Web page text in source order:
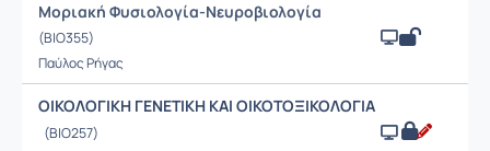
Μοριακή Φυσιολογία-Νευροβιολογία
(BIO355)
Παύλος Ρήγας
ΟΙΚΟΛΟΓΙΚΗ ΓΕΝΕΤΙΚΗ ΚΑΙ ΟΙΚΟΤΟΞΙΚΟΛΟΓΙΑ
(BIO257)